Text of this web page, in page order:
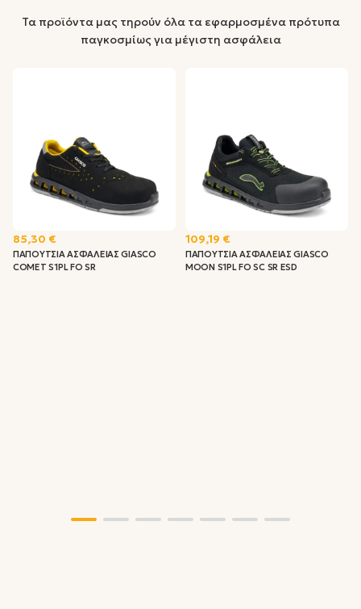
Τα προϊόντα μας τηρούν όλα τα εφαρμοσμένα πρότυπα
παγκοσμίως για μέγιστη ασφάλεια
85,30 €
ΠΑΠΟΥΤΣΙΑ ΑΣΦΑΛΕΙΑΣ GIASCO
COMET S1PL FO SR
109,19 €
ΠΑΠΟΥΤΣΙΑ ΑΣΦΑΛΕΙΑΣ GIASCO
MOON S1PL FO SC SR ESD